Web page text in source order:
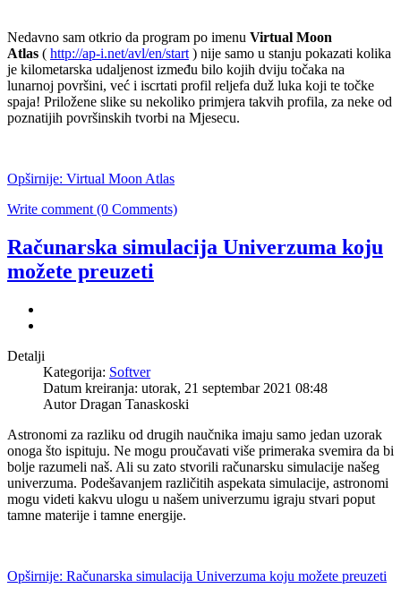
Nedavno sam otkrio da program po imenu Virtual Moon
Atlas ( http://ap-i.net/avl/en/start ) nije samo u stanju pokazati kolika
je kilometarska udaljenost između bilo kojih dviju točaka na
lunarnoj površini, već i iscrtati profil reljefa duž luka koji te točke
spaja! Priložene slike su nekoliko primjera takvih profila, za neke od
poznatijih površinskih tvorbi na Mjesecu.
Opširnije: Virtual Moon Atlas
Write comment (0 Comments)
Računarska simulacija Univerzuma koju
možete preuzeti
Detalji
Kategorija: Softver
Datum kreiranja: utorak, 21 septembar 2021 08:48
Autor Dragan Tanaskoski
Astronomi za razliku od drugih naučnika imaju samo jedan uzorak
onoga što ispituju. Ne mogu proučavati više primeraka svemira da bi
bolje razumeli naš. Ali su zato stvorili računarsku simulacije našeg
univerzuma. Podešavanjem različitih aspekata simulacije, astronomi
mogu videti kakvu ulogu u našem univerzumu igraju stvari poput
tamne materije i tamne energije.
Opširnije: Računarska simulacija Univerzuma koju možete preuzeti